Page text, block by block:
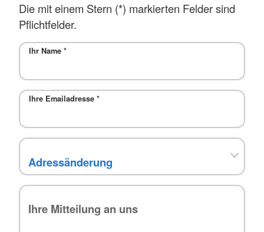
Die mit einem Stern (*) markierten Felder sind
Pflichtfelder.
Ihr Name *
Ihre Emailadresse *